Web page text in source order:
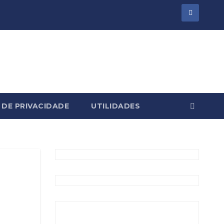
PRIVACIDADE UTILIDADES